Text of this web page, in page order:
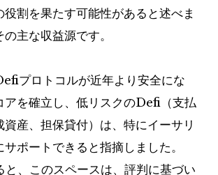
役割を果たす可能性があると述べま
主な収益源です。
プロトコルが近年より安全にな
アを確立し、低リスクのDefi（支払
資産、担保貸付）は、特にイーサリ
ポートできると指摘しました。
、このスペースは、評判に基づい